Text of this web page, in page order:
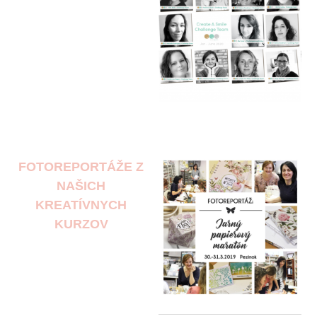
FOTOREPORTÁŽE Z
NAŠICH
KREATÍVNYCH
KURZOV